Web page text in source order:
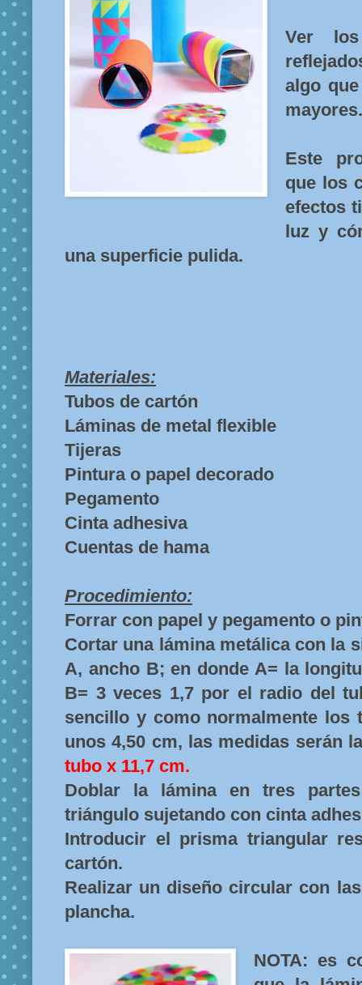
Ver
algo
mayores.
Este
que los
efectos
luz y
una superficie pulida.
Materiales:
Tubos de cartón
Láminas de metal flexible
Tijeras
Pintura o papel decorado
Pegamento
Cinta adhesiva
Cuentas de hama
Procedimiento:
Forrar con papel y pegamento o
Cortar una lámina metálica con la
A, ancho B; en donde A= la
B= 3 veces 1,7 por el radio del
sencillo y como normalmente los
unos 4,50 cm, las medidas serán
tubo x 11,7 cm.
Doblar la lámina en tres
triángulo sujetando con cinta
Introducir el prisma triangular
cartón.
Realizar un diseño circular con
plancha.
NOTA: es